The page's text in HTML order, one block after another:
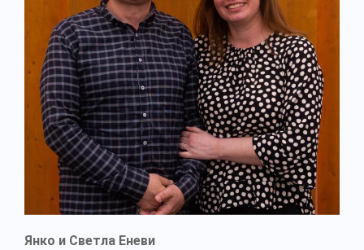
Янко и Светла Еневи